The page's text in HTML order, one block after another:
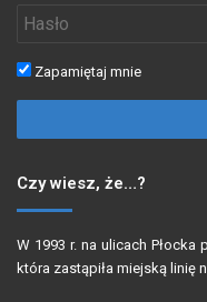
Zapamiętaj mnie
Czy wiesz, że…?
W 1993 r. na ulicach Płocka
która zastąpiła miejską linię